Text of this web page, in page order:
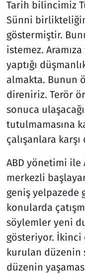
Tarih bilincimiz
Sünni
göstermiştir.
istemez.
yaptığı
almakta. Bunun
direniriz. Terör
sonuca
tutulmamasına
çalışanlara
ABD yönetimi ile
merkezli
geniş yelpazede
konularda
söylemler yeni
gösteriyor. İkinci
kurulan düzenin
düzenin